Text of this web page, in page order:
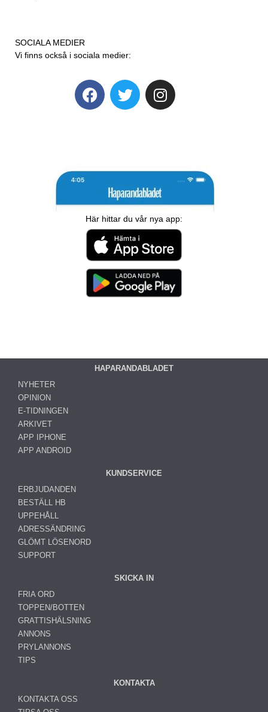
SOCIALA MEDIER
Vi finns också i sociala medier:
Här hittar du vår nya app:
HAPARANDABLADET
NYHETER
OPINION
E-TIDNINGEN
ARKIVET
APP IPHONE
APP ANDROID
KUNDSERVICE
ERBJUDANDEN
BESTÄLL HB
UPPEHÅLL
ADRESSÄNDRING
GLÖMT LÖSENORD
SUPPORT
SKICKA IN
FRIA ORD
TOPPEN/BOTTEN
GRATTISHÄLSNING
ANNONS
PRYLANNONS
TIPS
KONTAKTA
KONTAKTA OSS